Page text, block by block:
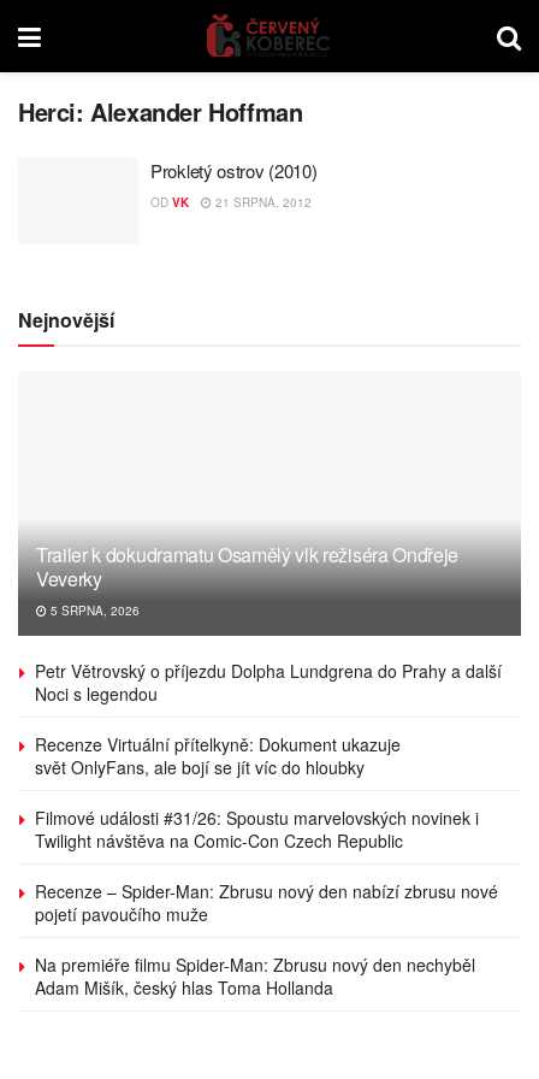
Herci:Alexander Hoffman
Prokletý ostrov (2010)
OD VK 21 SRPNA, 2012
Nejnovější
Trailer k dokudramatu Osamělý vlk režiséra Ondřeje
Veverky
5 SRPNA, 2026
Petr Větrovský o příjezdu Dolpha Lundgrena do Prahy a další
Noci s legendou
Recenze Virtuální přítelkyně: Dokument ukazuje
svět OnlyFans, ale bojí se jít víc do hloubky
Filmové události #31/26: Spoustu marvelovských novinek i
Twilight návštěva na Comic-Con Czech Republic
Recenze – Spider-Man: Zbrusu nový den nabízí zbrusu nové
pojetí pavoučího muže
Na premiéře filmu Spider-Man: Zbrusu nový den nechyběl
Adam Mišík, český hlas Toma Hollanda